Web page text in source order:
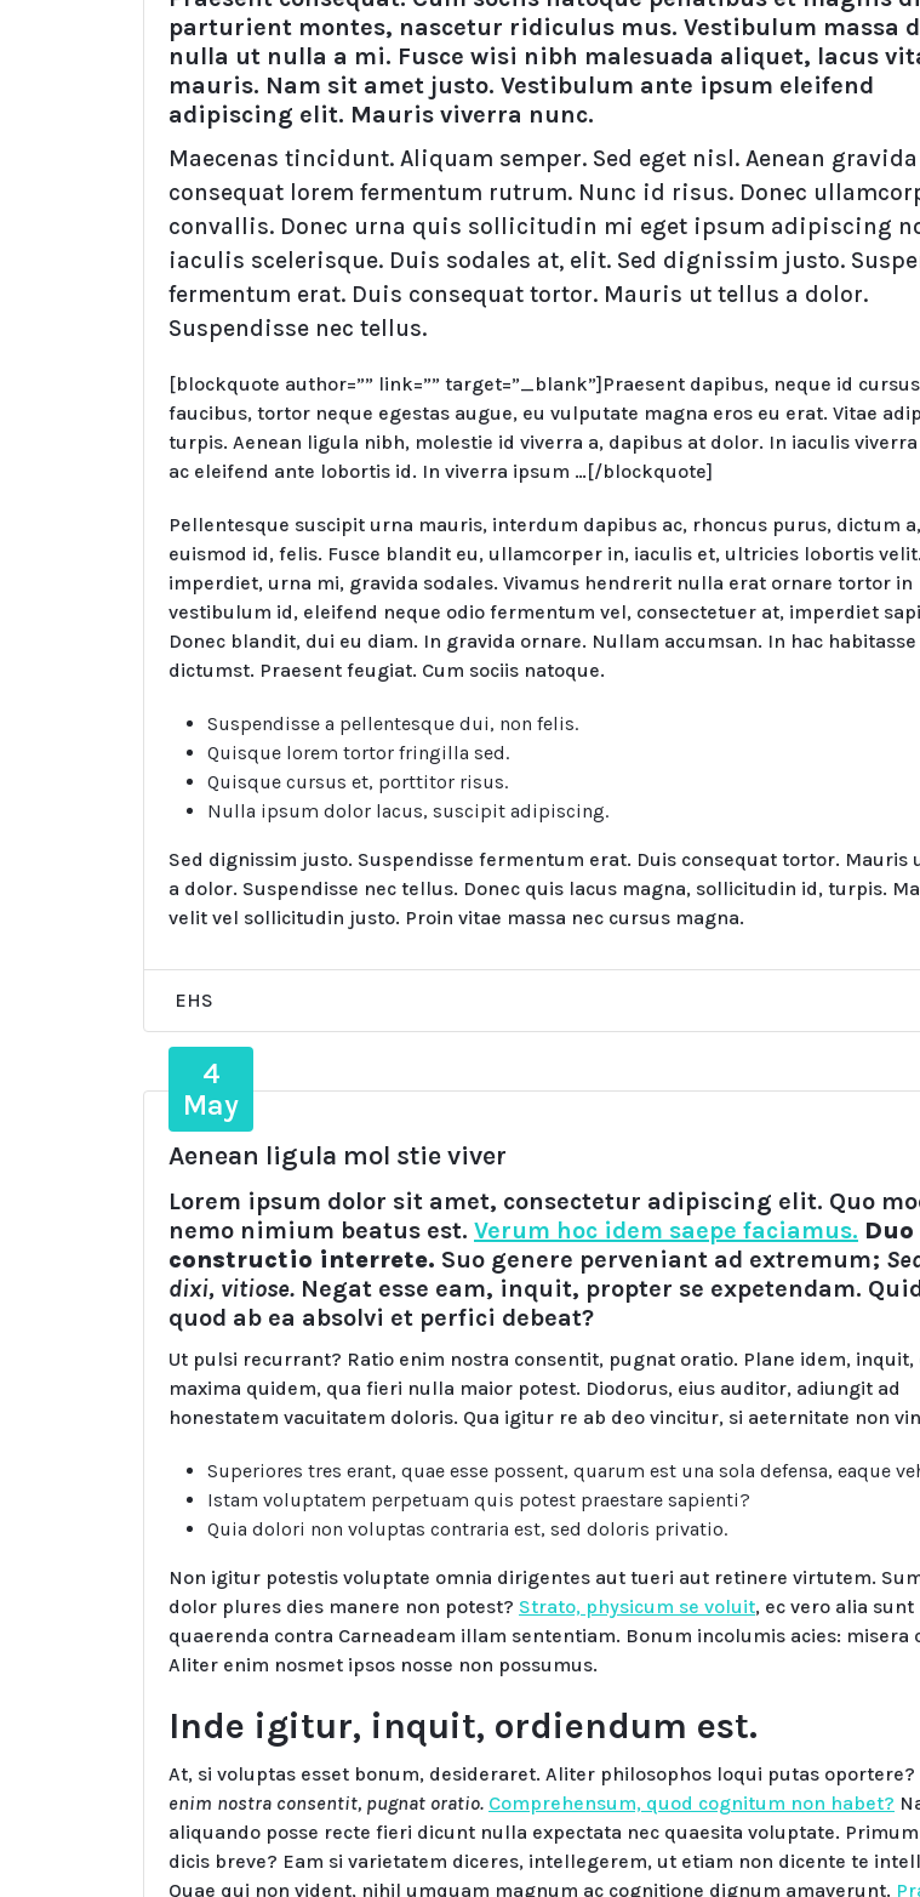
parturient montes, nascetur ridiculus mus. Vestibulum massa
nulla ut nulla a mi. Fusce wisi nibh malesuada aliquet, lacus
mauris. Nam sit amet justo. Vestibulum ante ipsum eleifend
adipiscing elit. Mauris viverra nunc.
Maecenas tincidunt. Aliquam semper. Sed eget nisl. Aenean
consequat lorem fermentum rutrum. Nunc id risus. Donec
convallis. Donec urna quis sollicitudin mi eget ipsum adipiscing
iaculis scelerisque. Duis sodales at, elit. Sed dignissim justo.
fermentum erat. Duis consequat tortor. Mauris ut tellus a dolor.
Suspendisse nec tellus.
[blockquote author=”” link=”” target=”_blank”]Praesent dapibus, neque id cursus
faucibus, tortor neque egestas augue, eu vulputate magna eros eu erat. Vitae
turpis. Aenean ligula nibh, molestie id viverra a, dapibus at dolor. In iaculis
ac eleifend ante lobortis id. In viverra ipsum …[/blockquote]
Pellentesque suscipit urna mauris, interdum dapibus ac, rhoncus purus, dictum a,
euismod id, felis. Fusce blandit eu, ullamcorper in, iaculis et, ultricies lobortis
imperdiet, urna mi, gravida sodales. Vivamus hendrerit nulla erat ornare tortor in
vestibulum id, eleifend neque odio fermentum vel, consectetuer at, imperdiet
Donec blandit, dui eu diam. In gravida ornare. Nullam accumsan. In hac
dictumst. Praesent feugiat. Cum sociis natoque.
Suspendisse a pellentesque dui, non felis.
Quisque lorem tortor fringilla sed.
Quisque cursus et, porttitor risus.
Nulla ipsum dolor lacus, suscipit adipiscing.
Sed dignissim justo. Suspendisse fermentum erat. Duis consequat tortor. Mauris
a dolor. Suspendisse nec tellus. Donec quis lacus magna, sollicitudin id, turpis.
velit vel sollicitudin justo. Proin vitae massa nec cursus magna.
EHS
4
May
Aenean ligula mol stie viver
Lorem ipsum dolor sit amet, consectetur adipiscing elit. Quo
nemo nimium beatus est. Verum hoc idem saepe faciamus. Duo
constructio interrete. Suo genere perveniant ad extremum;
dixi, vitiose. Negat esse eam, inquit, propter se expetendam.
quod ab ea absolvi et perfici debeat?
Ut pulsi recurrant? Ratio enim nostra consentit, pugnat oratio. Plane idem, inquit,
maxima quidem, qua fieri nulla maior potest. Diodorus, eius auditor, adiungit ad
honestatem vacuitatem doloris. Qua igitur re ab deo vincitur, si aeternitate non
Superiores tres erant, quae esse possent, quarum est una sola defensa, eaque
Istam voluptatem perpetuam quis potest praestare sapienti?
Quia dolori non voluptas contraria est, sed doloris privatio.
Non igitur potestis voluptate omnia dirigentes aut tueri aut retinere virtutem.
dolor plures dies manere non potest? Strato, physicum se voluit, ec vero alia sunt
quaerenda contra Carneadeam illam sententiam. Bonum incolumis acies: misera
Aliter enim nosmet ipsos nosse non possumus.
Inde igitur, inquit, ordiendum est.
At, si voluptas esset bonum, desideraret. Aliter philosophos loqui putas oportere?
enim nostra consentit, pugnat oratio. Comprehensum, quod cognitum non habet?
aliquando posse recte fieri dicunt nulla expectata nec quaesita voluptate.
dicis breve? Eam si varietatem diceres, intellegerem, ut etiam non dicente te
Quae qui non vident, nihil umquam magnum ac cognitione dignum amaverunt.